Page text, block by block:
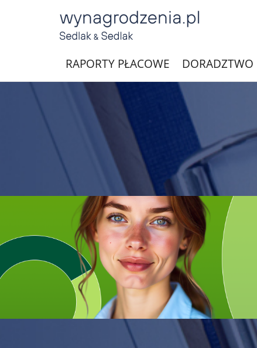
RAPORTY PŁACOWE DORADZTWO